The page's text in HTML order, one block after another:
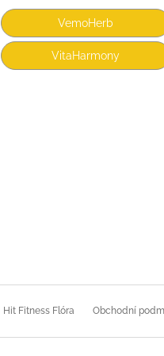
VemoHerb
VitaHarmony
Hit Fitness Flóra Obchodní